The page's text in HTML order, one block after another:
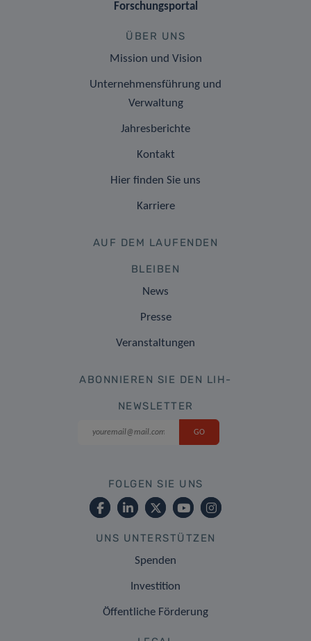
Forschungsportal
ÜBER UNS
Mission und Vision
Unternehmensführung und
Verwaltung
Jahresberichte
Kontakt
Hier finden Sie uns
Karriere
AUF DEM LAUFENDEN
BLEIBEN
News
Presse
Veranstaltungen
ABONNIEREN SIE DEN LIH-
NEWSLETTER
FOLGEN SIE UNS
UNS UNTERSTÜTZEN
Spenden
Investition
Öffentliche Förderung